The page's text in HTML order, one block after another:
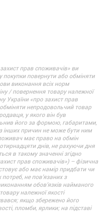
прав споживачів» ви
повернути або обміняти
виконання всіх норм
/ повернення товару належної
України «про захист прав
непродовольчий товар
у якого він був
його за формою, габаритами,
інших причин не може бути ним
має право на обмін
днів, не рахуючи дня
в такому значенні згідно
прав споживачів») – фізична
або має намір придбати чи
не пов’язаних з
обов’язків найманого
належної якості
якщо збережено його
пломби, ярлики; на підставі